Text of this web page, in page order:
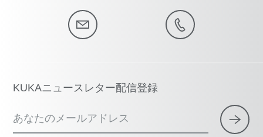
KUKAニュースレター配信登録
あなたのメールアドレス